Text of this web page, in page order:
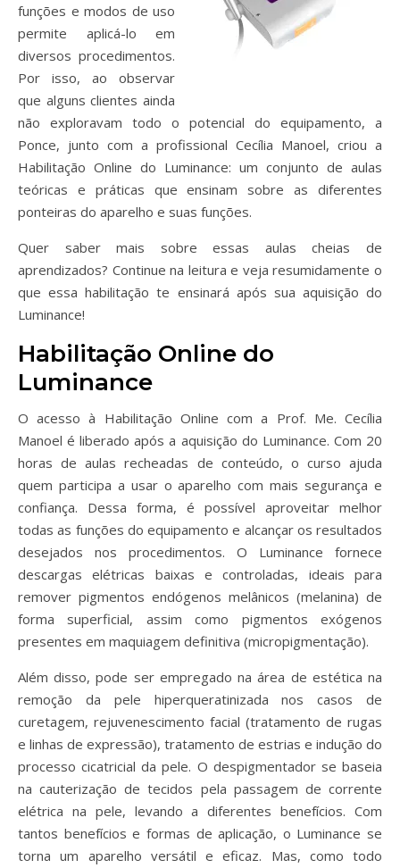
funções e modos de uso
permite aplicá-lo em
diversos procedimentos.
Por isso, ao observar
que alguns clientes ainda
não exploravam todo o potencial do equipamento, a
Ponce, junto com a profissional Cecília Manoel, criou a
Habilitação Online do Luminance: um conjunto de aulas
teóricas e práticas que ensinam sobre as diferentes
ponteiras do aparelho e suas funções.
Quer saber mais sobre essas aulas cheias de
aprendizados? Continue na leitura e veja resumidamente o
que essa habilitação te ensinará após sua aquisição do
Luminance!
Habilitação Online do
Luminance
O acesso à Habilitação Online com a Prof. Me. Cecília
Manoel é liberado após a aquisição do Luminance. Com 20
horas de aulas recheadas de conteúdo, o curso ajuda
quem participa a usar o aparelho com mais segurança e
confiança. Dessa forma, é possível aproveitar melhor
todas as funções do equipamento e alcançar os resultados
desejados nos procedimentos. O Luminance fornece
descargas elétricas baixas e controladas, ideais para
remover pigmentos endógenos melânicos (melanina) de
forma superficial, assim como pigmentos exógenos
presentes em maquiagem definitiva (micropigmentação).
Além disso, pode ser empregado na área de estética na
remoção da pele hiperqueratinizada nos casos de
curetagem, rejuvenescimento facial (tratamento de rugas
e linhas de expressão), tratamento de estrias e indução do
processo cicatricial da pele. O despigmentador se baseia
na cauterização de tecidos pela passagem de corrente
elétrica na pele, levando a diferentes benefícios. Com
tantos benefícios e formas de aplicação, o Luminance se
torna um aparelho versátil e eficaz. Mas, como todo